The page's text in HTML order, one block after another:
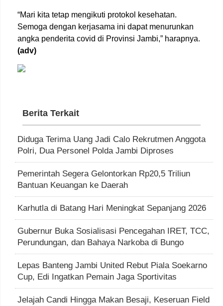
“Mari kita tetap mengikuti protokol kesehatan.
Semoga dengan kerjasama ini dapat menurunkan
angka penderita covid di Provinsi Jambi,” harapnya.
(adv)
Berita Terkait
Diduga Terima Uang Jadi Calo Rekrutmen Anggota
Polri, Dua Personel Polda Jambi Diproses
Pemerintah Segera Gelontorkan Rp20,5 Triliun
Bantuan Keuangan ke Daerah
Karhutla di Batang Hari Meningkat Sepanjang 2026
Gubernur Buka Sosialisasi Pencegahan IRET, TCC,
Perundungan, dan Bahaya Narkoba di Bungo
Lepas Banteng Jambi United Rebut Piala Soekarno
Cup, Edi Ingatkan Pemain Jaga Sportivitas
Jelajah Candi Hingga Makan Besaji, Keseruan Field